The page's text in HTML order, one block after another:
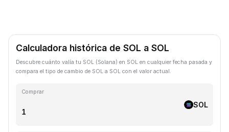
Calculadora histórica de SOL a SOL
Descubre cuánto valía tu SOL (Solana) en SOL en cualquier fecha pasada y
compara el tipo de cambio de SOL a SOL con el valor actual.
Comprar
SOL